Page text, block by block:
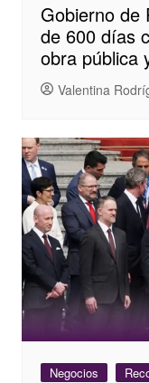
Gobierno de
de 600 días
obra pública
Valentina
Negocios